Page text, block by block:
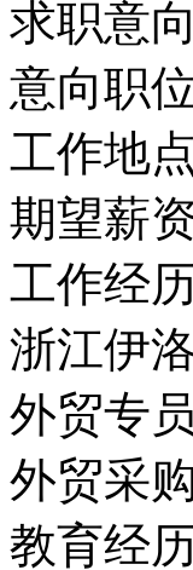
求职意向
意向职位
工作地点
期望薪资
工作经
浙江伊
外贸专员
外贸采
教育经